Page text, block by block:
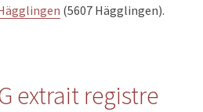
(5607 Hägglingen).
extrait registre